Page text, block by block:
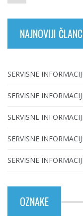
NAJNOVIJI
SERVISNE
SERVISNE
SERVISNE
SERVISNE
SERVISNE
OZNAKE